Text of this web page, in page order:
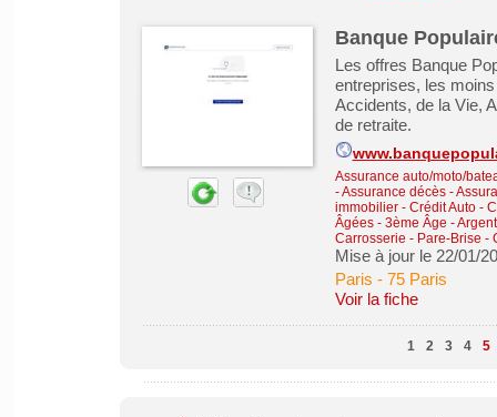
Banque
Les offres Banque
entreprises, les
Accidents, de la Vie,
de retraite.
Assurance auto/moto/
- Assurance décès-
immobilier- Crédit Auto-
Âgées - 3ème Âge -
Carrosserie - Pare-Brise -
Mise à jour le 22/01/
Paris - 75 Paris
Voir la fiche
1 2 3 4 5